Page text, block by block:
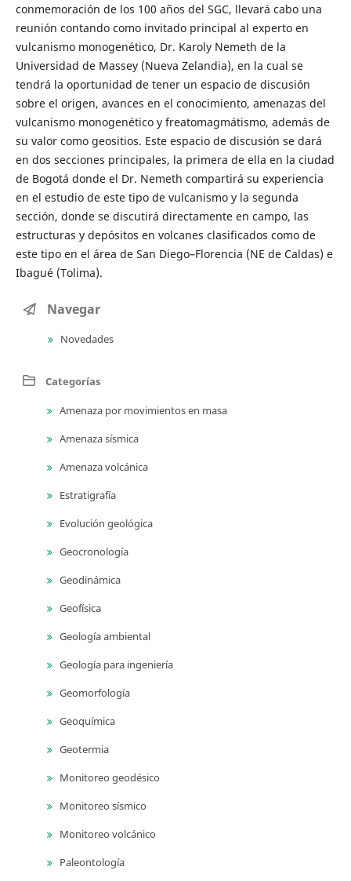
conmemoración de los 100 años del SGC, llevará cabo una
reunión contando como invitado principal al experto en
vulcanismo monogenético, Dr. Karoly Nemeth de la
Universidad de Massey (Nueva Zelandia), en la cual se
tendrá la oportunidad de tener un espacio de discusión
sobre el origen, avances en el conocimiento, amenazas del
vulcanismo monogenético y freatomagmátismo, además de
su valor como geositios. Este espacio de discusión se dará
en dos secciones principales, la primera de ella en la ciudad
de Bogotá donde el Dr. Nemeth compartirá su experiencia
en el estudio de este tipo de vulcanismo y la segunda
sección, donde se discutirá directamente en campo, las
estructuras y depósitos en volcanes clasificados como de
este tipo en el área de San Diego–Florencia (NE de Caldas) e
Ibagué (Tolima).
Navegar
Novedades
Categorías
Amenaza por movimientos en masa
Amenaza sísmica
Amenaza volcánica
Estratigrafía
Evolución geológica
Geocronología
Geodinámica
Geofísica
Geología ambiental
Geología para ingeniería
Geomorfología
Geoquímica
Geotermia
Monitoreo geodésico
Monitoreo sísmico
Monitoreo volcánico
Paleontología